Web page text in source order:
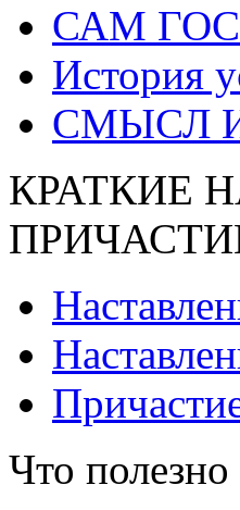
САМ
История
СМЫСЛ
КРАТКИЕ
Что